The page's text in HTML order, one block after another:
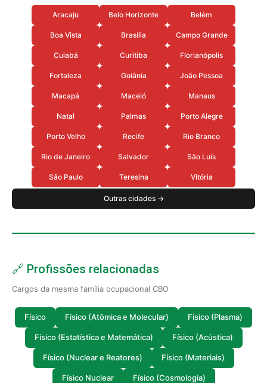
Aracaju Belo Horizonte Belém
Boa Vista Brasília Campo Grande
Cuiabá Curitiba Florianópolis
Fortaleza Goiânia João Pessoa
Macapá Maceió Manaus
Natal Palmas Porto Alegre
Porto Velho Recife Rio Branco
Rio de Janeiro Salvador São Luís
São Paulo Teresina Vitória
Outras cidades →
🔗 Profissões relacionadas
Cargos da mesma família ocupacional CBO
Físico Físico (Atômica e Molecular) Físico (Plasma)
Físico (Estatística e Matemática) Físico (Acústica)
Físico (Nuclear e Reatores) Físico (Materiais)
Físico Nuclear Físico (Cosmologia)